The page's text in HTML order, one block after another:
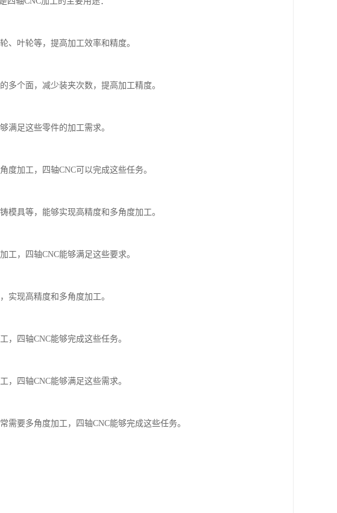
、叶轮等，提高加工效率和精度。
多个面，减少装夹次数，提高加工精度。
满足这些零件的加工需求。
加工，四轴CNC可以完成这些任务。
模具等，能够实现高精度和多角度加工。
，四轴CNC能够满足这些要求。
实现高精度和多角度加工。
四轴CNC能够完成这些任务。
四轴CNC能够满足这些需求。
要多角度加工，四轴CNC能够完成这些任务。